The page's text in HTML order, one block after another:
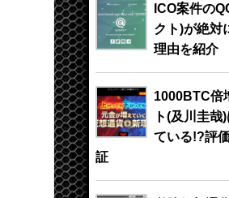
ICO案件の
クト)が絶対
理由を紹介
1000BTC倍
ト(及川圭哉
ている!?評
証